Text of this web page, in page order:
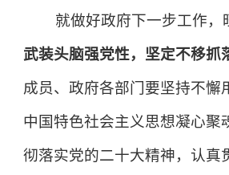
就做好政府下一步工作，
武装头脑强党性，坚定不移抓
成员、政府各部门要坚持不懈
中国特色社会主义思想凝心聚
彻落实党的二十大精神，认真